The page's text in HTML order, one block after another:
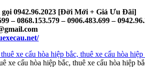
gọi 0942.96.2023 [Đời Mới + Giá Ưu Đãi]
– 0868.153.579 – 0906.483.699 –
xe cẩu hòa hiệp bắc, thuê xe cẩu hòa hiệp